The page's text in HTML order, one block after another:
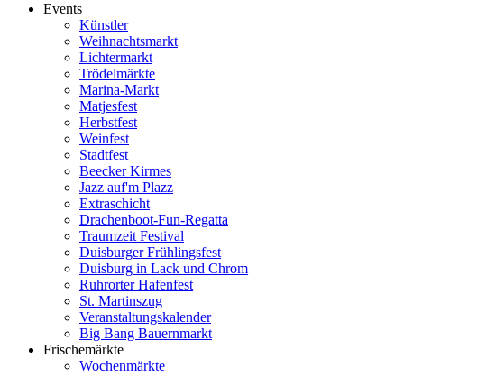
Events
Künstler
Weihnachtsmarkt
Lichtermarkt
Trödelmärkte
Marina-Markt
Matjesfest
Herbstfest
Weinfest
Stadtfest
Beecker Kirmes
Jazz auf'm Plazz
Extraschicht
Drachenboot-Fun-Regatta
Traumzeit Festival
Duisburger Frühlingsfest
Duisburg in Lack und Chrom
Ruhrorter Hafenfest
St. Martinszug
Veranstaltungskalender
Big Bang Bauernmarkt
Frischemärkte
Wochenmärkte